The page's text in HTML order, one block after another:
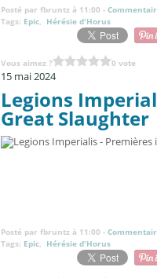
Posté par fbruntz à 11:00 -
Tags: Epic, Hérésie d'Horus
Vous aimez ? 0 vote
15 mai 2024
Legions
Great Slaughter
Posté par fbruntz à 11:00 -
Tags: Epic, Hérésie d'Horus